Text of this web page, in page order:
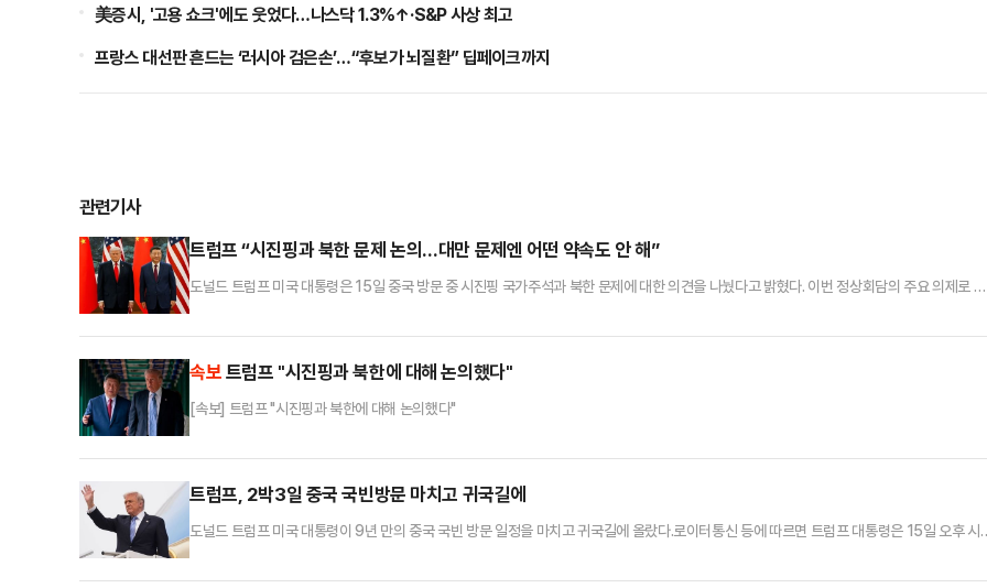
美증시, '고용 쇼크'에도 웃었다…나스닥 1.3%↑·S&P 사상 최고
프랑스 대선판 흔드는 ‘러시아 검은손’…“후보가 뇌질환” 딥페이크까지
관련기사
트럼프 “시진핑과 북한 문제 논의…대만 문제엔 어떤 약속도 안 해”
도널드 트럼프 미국 대통령은 15일 중국 방문 중 시진핑 국가주석과 북한 문제에 대한 의견을 나눴다고 밝혔다. 이번 정상회담의 주요 의제로 꼽
등에 따르면 트럼프 대통령은 이날 베이징에서 귀국길에 오른 대통령 전용기 에어포스원에서 취재진과 만나 “시 주석과 북한에 대해 논의했
속보트럼프 "시진핑과 북한에 대해 논의했다"
[속보] 트럼프 "시진핑과 북한에 대해 논의했다"
트럼프, 2박3일 중국 국빈방문 마치고 귀국길에
도널드 트럼프 미국 대통령이 9년 만의 중국 국빈 방문 일정을 마치고 귀국길에 올랐다.로이터통신 등에 따르면 트럼프 대통령은 15일 오후 시
난하이에서 곧바로 서우두 국제공항으로 이동해 미 워싱턴DC로 향하는 대통령 전용기 에어포스원에 올라 베이징을 떠났다.트럼프 대통령은 앞